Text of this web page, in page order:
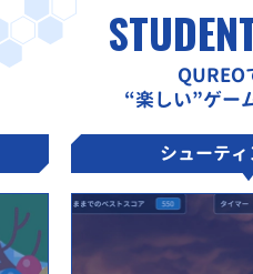
QUREO
“楽しい”ゲー
シューテ